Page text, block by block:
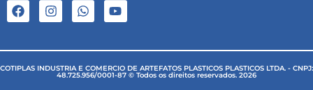
COTIPLAS INDUSTRIA E COMERCIO DE ARTEFATOS PLASTICOS PLASTICOS LTDA. - CNPJ:
48.725.956/0001-87 © Todos os direitos reservados. 2026